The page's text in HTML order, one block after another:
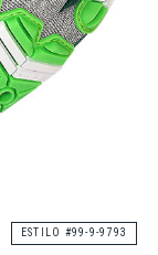
ESTILO #99-9-9793